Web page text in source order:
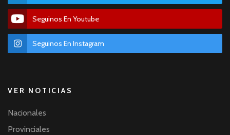
Seguinos En Youtube
Seguinos En Instagram
VER NOTICIAS
Nacionales
Provinciales